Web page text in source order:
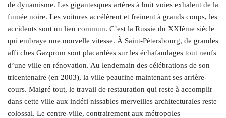
de dynamisme. Les gigantesques artères à huit voies exhalent de la
fumée noire. Les voitures accélèrent et freinent à grands coups, les
accidents sont un lieu commun. C’est la Russie du XXIème siècle
qui embraye une nouvelle vitesse. À Saint-Pétersbourg, de grandes
affi ches Gazprom sont placardées sur les échafaudages tout neufs
d’une ville en rénovation. Au lendemain des célébrations de son
tricentenaire (en 2003), la ville peaufine maintenant ses arrière-
cours. Malgré tout, le travail de restauration qui reste à accomplir
dans cette ville aux indéfi nissables merveilles architecturales reste
colossal. Le centre-ville, contrairement aux métropoles